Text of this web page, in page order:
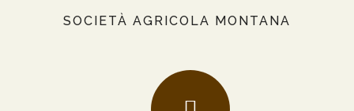
SOCIETÀ AGRICOLA MONTANA